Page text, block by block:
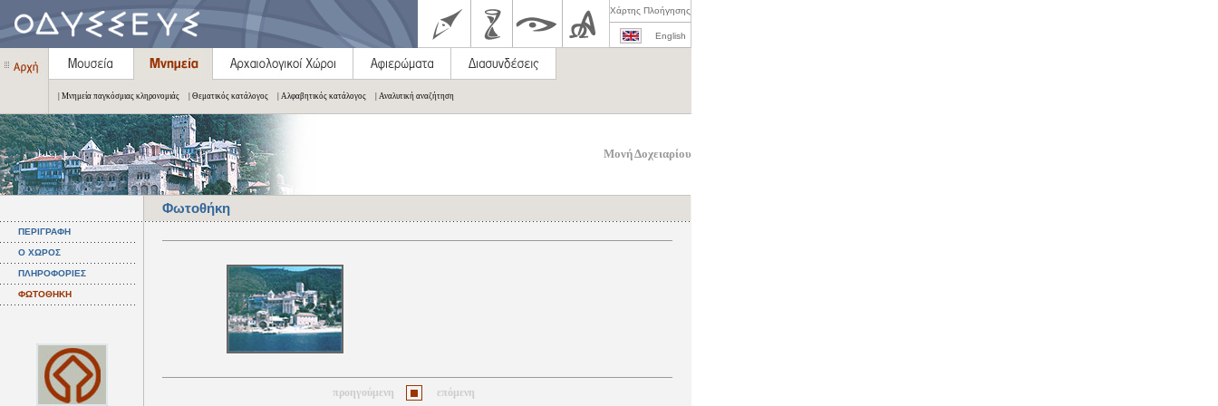
Χάρτης Πλοήγησης
English
| Μνημεία παγκόσμιας κληρονομιάς | Θεματικός κατάλογος | Αλφαβητικός κατάλογος | Αναλυτική αναζήτηση
Μονή Δοχειαρίου
Φωτοθήκη
ΠΕΡΙΓΡΑΦΗ
Ο ΧΩΡΟΣ
ΠΛΗΡΟΦΟΡΙΕΣ
ΦΩΤΟΘΗΚΗ
προηγούμενη επόμενη